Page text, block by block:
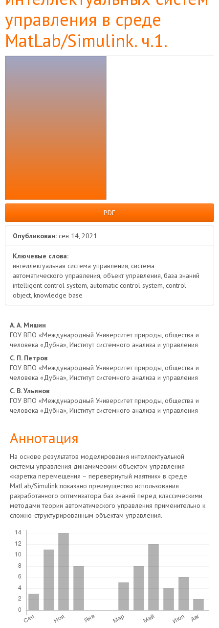
управления в среде
MatLab/Simulink. ч.1.
PDF
Опубликован: сен 14, 2021
Ключевые слова:
интеллектуальная система управления, система
автоматического управления, объект управления, база знаний
intelligent control system, automatic control system, control
object, knowledge base
Основное
содержимое
статьи
А. А. Мишин
ГОУ ВПО «Международный Университет природы, общества и
человека «Дубна», Институт системного анализа и управления
С. П. Петров
ГОУ ВПО «Международный Университет природы, общества и
человека «Дубна», Институт системного анализа и управления
С. В. Ульянов
ГОУ ВПО «Международный Университет природы, общества и
человека «Дубна», Институт системного анализа и управления
Аннотация
На основе результатов моделирования интеллектуальной
системы управления динамическим объектом управления
«каретка перемещения – перевернутый маятник» в среде
MatLab/Simulink показано преимущество использования
разработанного оптимизатора баз знаний перед классическими
методами теории автоматического управления применительно к
сложно-структурированным объектам управления.